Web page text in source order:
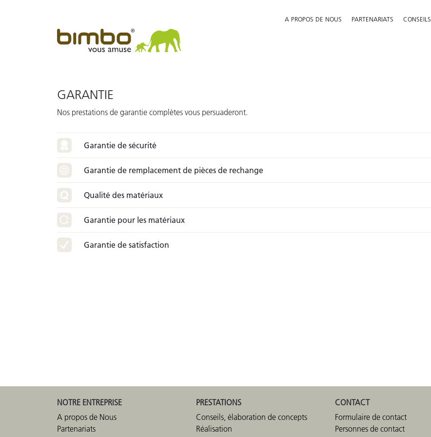
A PROPOS DE NOUS PARTENARIATS CONSEILS
GARANTIE
Nos prestations de garantie complètes vous persuaderont.
Garantie de sécurité
Garantie de remplacement de pièces de rechange
Qualité des matériaux
Garantie pour les matériaux
Garantie de satisfaction
NOTRE ENTREPRISE
A propos de Nous
Partenariats
PRESTATIONS
Conseils, élaboration de concepts
Réalisation
CONTACT
Formulaire de contact
Personnes de contact